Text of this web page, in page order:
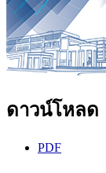
ดาวน์โหลด
PDF